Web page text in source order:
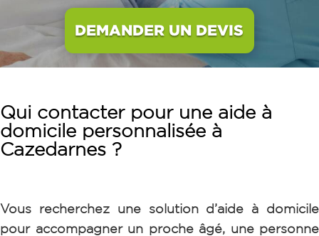
DEMANDER UN DEVIS
Qui contacter pour une aide à
domicile personnalisée à
Cazedarnes ?
Vous recherchez une solution d’aide à domicile
pour accompagner un proche âgé, une personne